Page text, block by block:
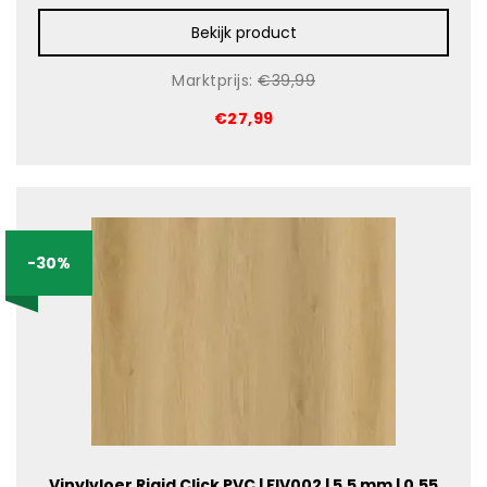
Bekijk product
Marktprijs: €39,99
€27,99
-30%